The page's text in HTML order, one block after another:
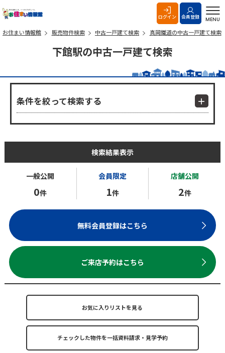
ログイン 会員登録 MENU
お住まい情報館 販売物件検索 中古一戸建て検索 真岡鐵道の中古一戸建て検索
下館駅の中古一戸建て検索
条件を絞って検索する
検索結果表示
一般公開
0件
会員限定
1件
店舗公開
2件
無料会員登録はこちら
ご来店予約はこちら
お気に入りリストを見る